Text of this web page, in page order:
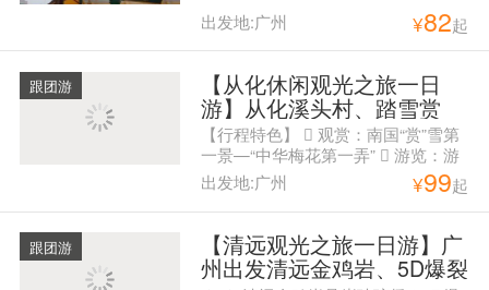
出发地:广州 ¥82起
跟团游 【从化休闲观光之旅一日
游】从化溪头村、踏雪赏
梅、徒步任摘水果一天游
【行程特色】  观赏：南国“赏”雪第
一景—“中华梅花第一弄”  游览：游
广州最美乡村——溪头古村  尝鲜：
时令水果、任摘、任吃 上车点：
8:00教育路（地铁公园前D出口）
8：45花都人民公园西门 下车点： 纪
念堂、花都人民公园
出发地:广州 ¥99起
跟团游 【清远观光之旅一日游】广
州出发清远金鸡岩、5D爆裂